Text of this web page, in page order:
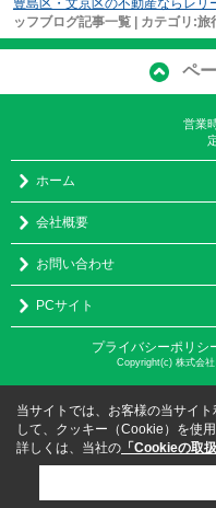
豊島区・文京区の不動産ならレリ
ッフブログ記事一覧 | カテゴリ:旅
ペ
営業
ホーム
会社概要
お問い合わせ
PCサイト
プライバシーポリシ
Copyright(c) 株式会
当サイトでは、お客様の当サイ
して、クッキー（Cookie）を使用
詳しくは、当社の 「Cookieの取